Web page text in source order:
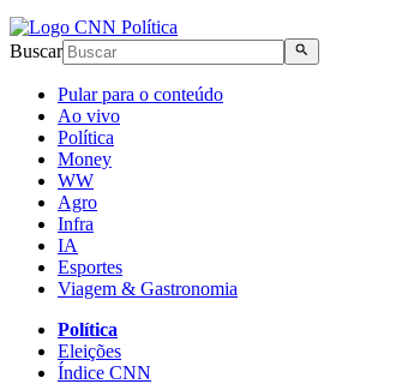
Buscar
Pular para o conteúdo
Ao vivo
Política
Money
WW
Agro
Infra
IA
Esportes
Viagem & Gastronomia
Política
Eleições
Índice CNN